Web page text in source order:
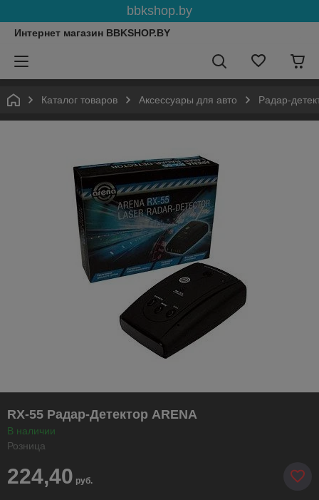
bbkshop.by
Интернет магазин BBKSHOP.BY
Каталог товаров Аксессуары для авто Радар-
RX-55 Радар-Детектор ARENA
В наличии
Розница
224,40 руб.